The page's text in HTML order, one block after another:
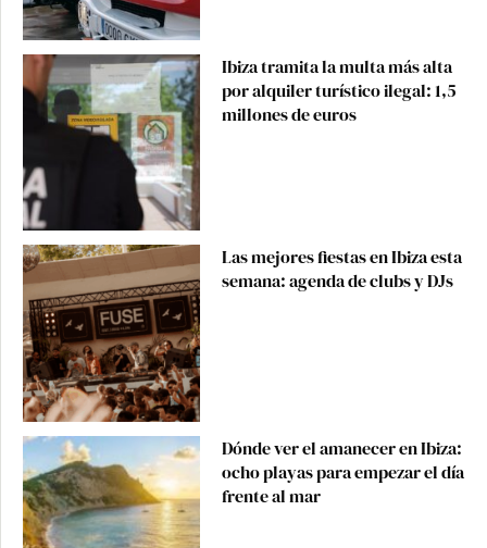
Ibiza tramita la multa más alta
por alquiler turístico ilegal: 1,5
millones de euros
Las mejores fiestas en Ibiza esta
semana: agenda de clubs y DJs
Dónde ver el amanecer en Ibiza:
ocho playas para empezar el día
frente al mar